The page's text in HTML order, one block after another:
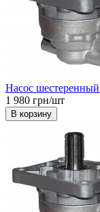
Насос
1 980 грн/шт
В корзину